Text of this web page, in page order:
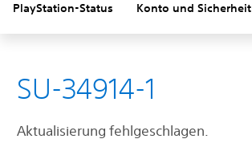
PlayStation-Status Konto und Sicherheit
SU-34914-1
Aktualisierung fehlgeschlagen.